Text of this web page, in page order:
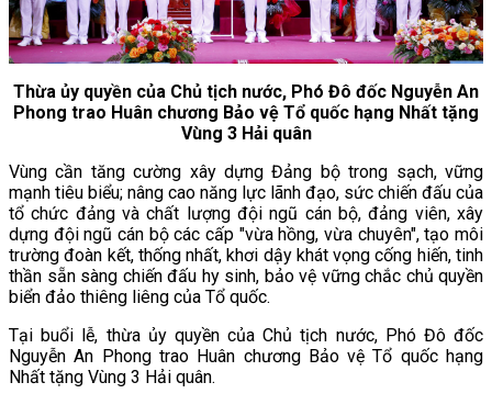
Thừa ủy quyền của Chủ tịch nước, Phó Đô đốc Nguyễn An
Phong trao Huân chương Bảo vệ Tổ quốc hạng Nhất tặng
Vùng 3 Hải quân
Vùng cần tăng cường xây dựng Đảng bộ trong sạch, vững
mạnh tiêu biểu; nâng cao năng lực lãnh đạo, sức chiến đấu của
tổ chức đảng và chất lượng đội ngũ cán bộ, đảng viên, xây
dựng đội ngũ cán bộ các cấp "vừa hồng, vừa chuyên", tạo môi
trường đoàn kết, thống nhất, khơi dậy khát vọng cống hiến, tinh
thần sẵn sàng chiến đấu hy sinh, bảo vệ vững chắc chủ quyền
biển đảo thiêng liêng của Tổ quốc.
Tại buổi lễ, thừa ủy quyền của Chủ tịch nước, Phó Đô đốc
Nguyễn An Phong trao Huân chương Bảo vệ Tổ quốc hạng
Nhất tặng Vùng 3 Hải quân.